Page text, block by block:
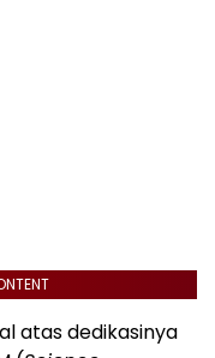
atas dedikasinya